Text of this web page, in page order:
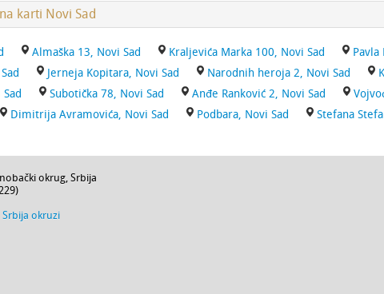
karti Novi Sad
Almaška 13, Novi Sad Kraljevića Marka 100, Novi Sad Pavla
Jerneja Kopitara, Novi Sad Narodnih heroja 2, Novi Sad
Subotička 78, Novi Sad Anđe Ranković 2, Novi Sad
Dimitrija Avramovića, Novi Sad Podbara, Novi Sad Stefana
okrug, Srbija
)
Srbija okruzi